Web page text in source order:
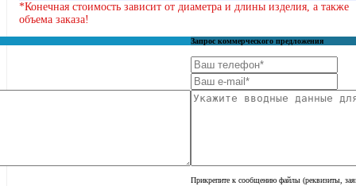
*Конечная стоимость зависит от диаметра и длины изделия, а также
объема заказа!
Запрос коммерческого предложения
Прикрепите к сообщению файлы (реквизиты,